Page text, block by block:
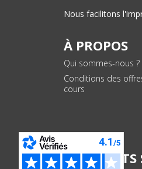
Nous facilitons
À PROPOS
Qui sommes-nous ?
Conditions des
cours
PAIEMENTS